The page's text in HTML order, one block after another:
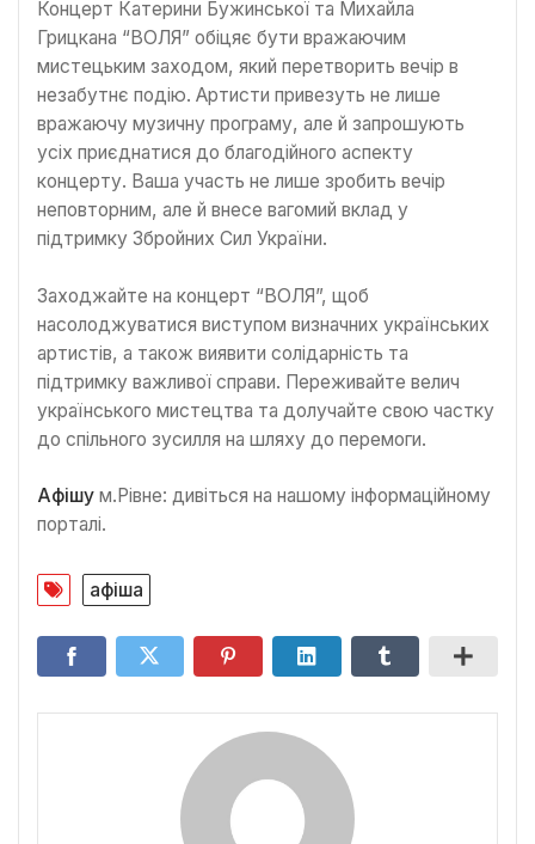
Концерт Катерини Бужинської та Михайла
Грицкана “ВОЛЯ” обіцяє бути вражаючим
мистецьким заходом, який перетворить вечір в
незабутнє подію. Артисти привезуть не лише
вражаючу музичну програму, але й запрошують
усіх приєднатися до благодійного аспекту
концерту. Ваша участь не лише зробить вечір
неповторним, але й внесе вагомий вклад у
підтримку Збройних Сил України.
Заходжайте на концерт “ВОЛЯ”, щоб
насолоджуватися виступом визначних українських
артистів, а також виявити солідарність та
підтримку важливої справи. Переживайте велич
українського мистецтва та долучайте свою частку
до спільного зусилля на шляху до перемоги.
Афішу м.Рівне: дивіться на нашому інформаційному
порталі.
афіша